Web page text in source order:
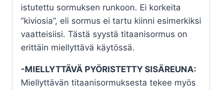
istutettu sormuksen runkoon. Ei korkeita
”kiviosia”, eli sormus ei tartu kiinni esimerkiksi
vaatteisiisi. Tästä syystä titaanisormus on
erittäin miellyttävä käytössä.
-MIELLYTTÄVÄ PYÖRISTETTY SISÄREUNA:
Miellyttävän titaanisormuksesta tekee myös